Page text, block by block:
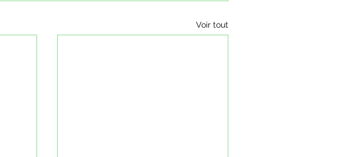
Voir tout